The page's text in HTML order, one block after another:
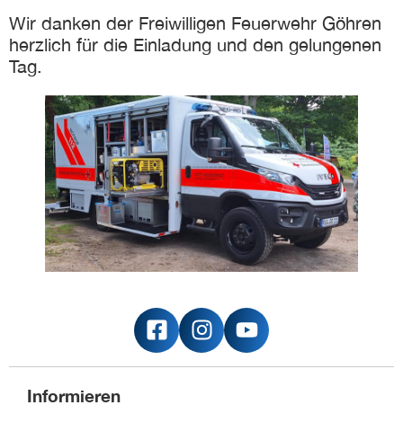
Wir danken der Freiwilligen Feuerwehr Göhren
herzlich für die Einladung und den gelungenen
Tag.
Informieren